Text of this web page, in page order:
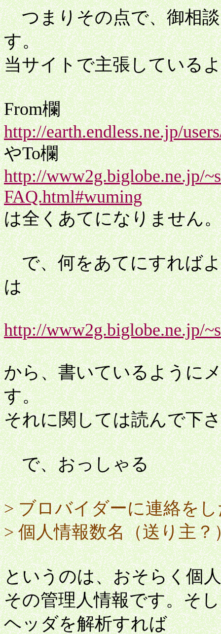
つまりその点で、御相談
す。
当サイトで主張している
From欄
http://earth.endless.ne.jp/
やTo欄
http://www2g.biglobe.ne.jp/
FAQ.html#wuming
は全くあてになりません
で、何をあてにすればよ
は
http://www2g.biglobe.ne.jp/
から、書いているように
す。
それに関しては読んで下
で、おっしゃる
> ブロバイダーに連絡を
> 個人情報数名（送り主
というのは、おそらく個
その管理人情報です。そ
ヘッダを解析すれば